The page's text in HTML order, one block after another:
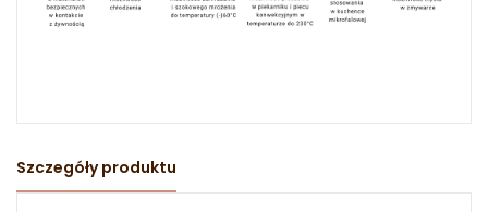
Szczegóły produktu